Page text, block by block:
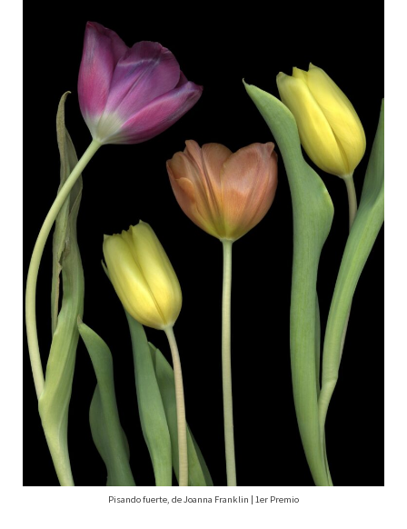
Pisando fuerte, de Joanna Franklin | 1er Premio